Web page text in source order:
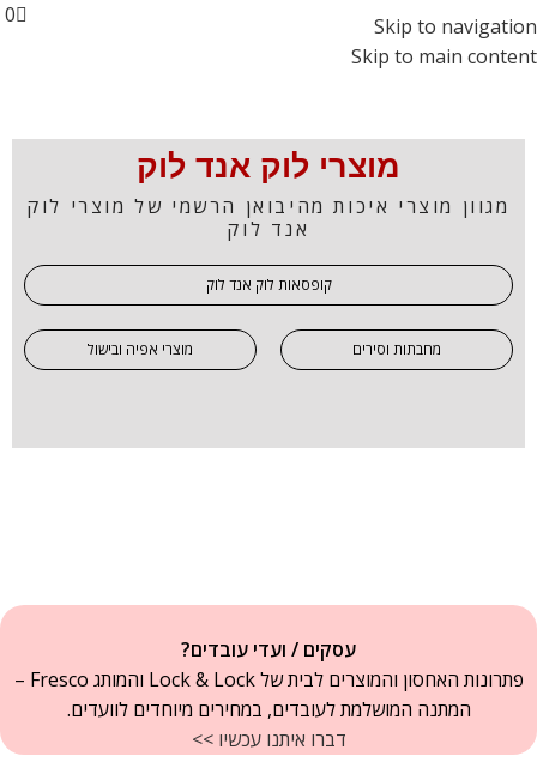
Skip to navigation
Skip to main content
0
מוצרי לוק אנד לוק
מגוון מוצרי איכות מהיבואן הרשמי של מוצרי לוק
אנד לוק
קופסאות לוק אנד לוק
מחבתות וסירים מוצרי אפיה ובישול
עסקים / ועדי עובדים?
פתרונות האחסון והמוצרים לבית של Lock & Lock והמותג Fresco –
המתנה המושלמת לעובדים, במחירים מיוחדים לוועדים.
דברו איתנו עכשיו >>